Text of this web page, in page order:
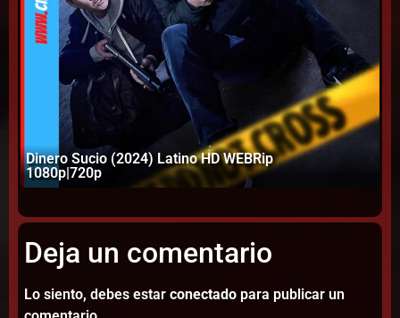
Dinero Sucio (2024) Latino HD WEBRip
1080p|720p
Deja un comentario
Lo siento, debes estar conectado para publicar un